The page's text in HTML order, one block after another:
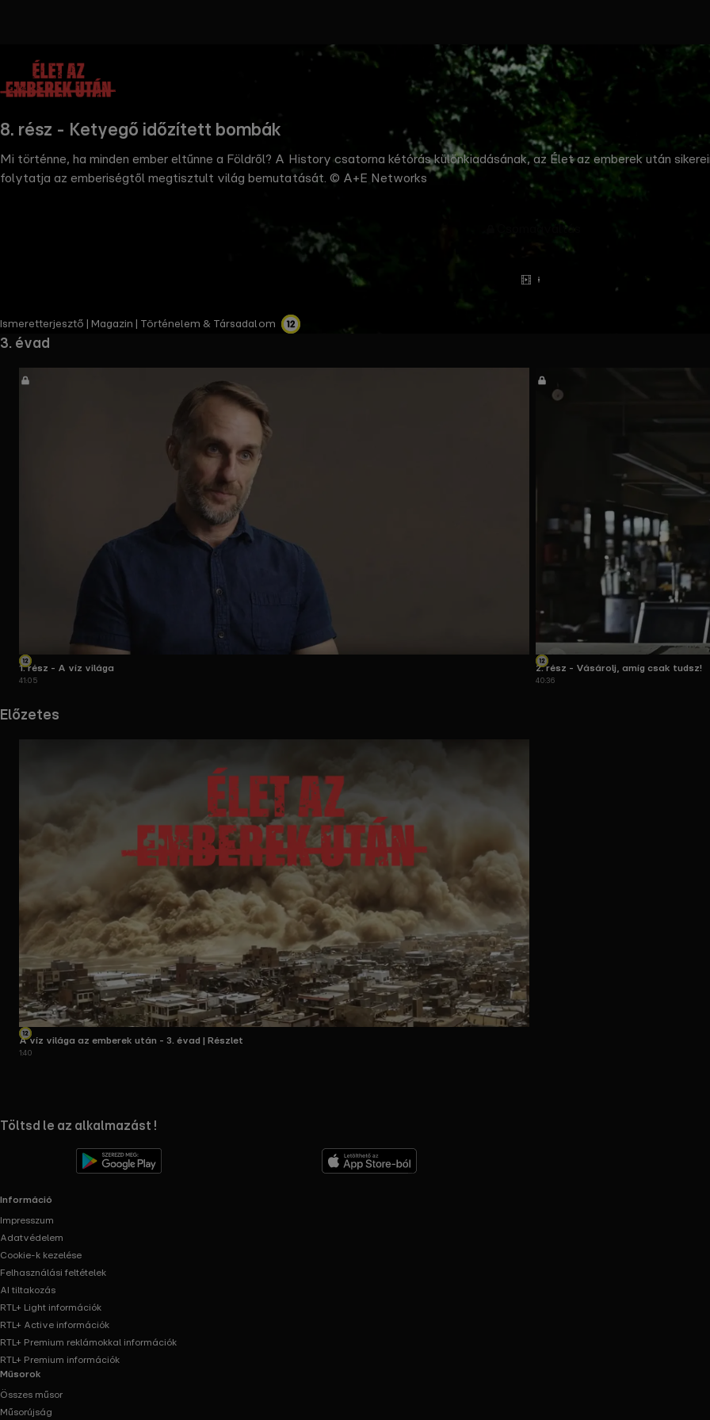
8. rész - Ketyegő időzített bombák
Mi történne, ha minden ember eltűnne a Földről? A History csatorna kétórás különkiadásának, az Élet az emberek után
folytatja az emberiségtől megtisztult világ bemutatását. © A+E Networks
Csomagváltás
Előzetes
Ismeretterjesztő | Magazin | Történelem & Társadalom ​
3. évad
1. rész - A víz világa
41:05
2. rész - Vásárolj, amíg csak tudsz!
40:36
Előzetes
A víz világa az emberek után - 3. évad | Részlet
1:40
RTL+ useful links.
Töltsd le az alkalmazást !
Információ
Impresszum
Adatvédelem
Cookie-k kezelése
Felhasználási feltételek
AI tiltakozás
RTL+ Light információk
RTL+ Active információk
RTL+ Premium reklámokkal információk
RTL+ Premium információk
Műsorok
Összes műsor
Műsorújság